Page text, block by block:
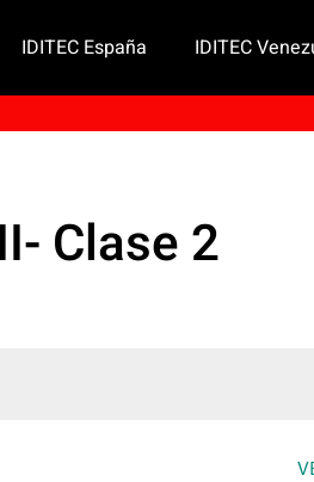
IDITEC España IDITEC
Clase 2